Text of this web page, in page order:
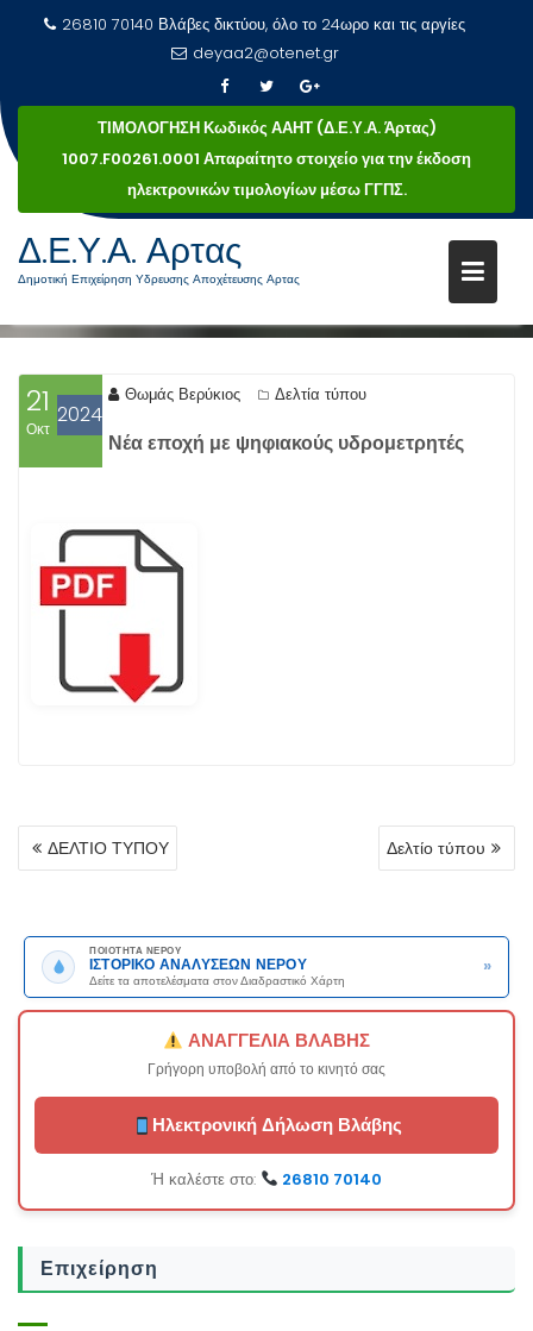
περιεχόμενο
26810 70140 Βλάβες δικτύου, όλο το 24ωρο και τις αργίες
deyaa2@otenet.gr
ΤΙΜΟΛΟΓΗΣΗ Κωδικός ΑΑΗΤ (Δ.Ε.Υ.Α. Άρτας)
1007.F00261.0001 Απαραίτητο στοιχείο για την έκδοση
ηλεκτρονικών τιμολογίων μέσω ΓΓΠΣ.
Δ.Ε.Υ.Α. Αρτας
Δημοτική Επιχείρηση Υδρευσης Αποχέτευσης Αρτας
ΔΕΛΤΊΟ ΤΎΠΟΥ
21
Οκτ
2024
Θωμάς Βερύκιος Δελτία τύπου
Νέα εποχή με ψηφιακούς υδρομετρητές
ΠΛΟΉΓΗΣΗ
ΆΡΘΡΩΝ
ΔΕΛΤΙΟ ΤΥΠΟΥ Δελτίο τύπου
ΠΟΙΟΤΗΤΑ ΝΕΡΟΥ
ΙΣΤΟΡΙΚΟ ΑΝΑΛΥΣΕΩΝ ΝΕΡΟΥ
Δείτε τα αποτελέσματα στον Διαδραστικό Χάρτη
»
ΑΝΑΓΓΕΛΙΑ ΒΛΑΒΗΣ
Γρήγορη υποβολή από το κινητό σας
Ηλεκτρονική Δήλωση Βλάβης
Ή καλέστε στο: 26810 70140
Επιχείρηση